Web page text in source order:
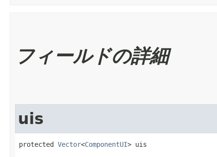
フィールドの詳細
uis
protected Vector<ComponentUI> uis